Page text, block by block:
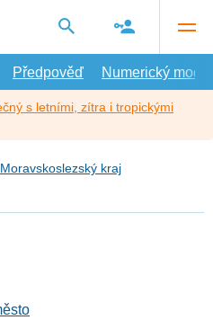
Předpověď Numerický model
s letními, zítra i tropickými
Moravskoslezský kraj